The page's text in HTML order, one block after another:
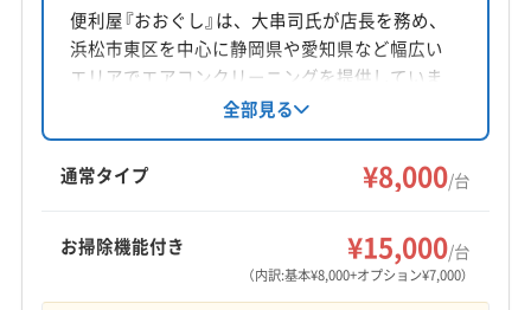
岡山県岡山市南区福富西2-6-3 ラ-パルテ-ル福富弐番館
232
出雲市
松江市
隠岐郡隠岐の島町
邑智郡美郷町
邑智郡邑南町
(兵庫県) たつの市
(兵庫県) 加古川市
もっと見る
営業時間
便利屋『おおぐし』は、大串司氏が店長を務め、
浜松市東区を中心に静岡県や愛知県など幅広い
エリアでエアコンクリーニングを提供していま
す。損害保険加入済み。基本料金は8000円/台
で、お掃除機能付きは7000円/台。土日祝日も対
応可能で、防カビ抗菌コーティングも実施。丁
寧な作業とアフターフォローが魅力です。
全部見る
通常タイプ ¥8,000/台
お掃除機能付き ¥15,000/台
（内訳:基本¥8,000+オプション¥7,000）